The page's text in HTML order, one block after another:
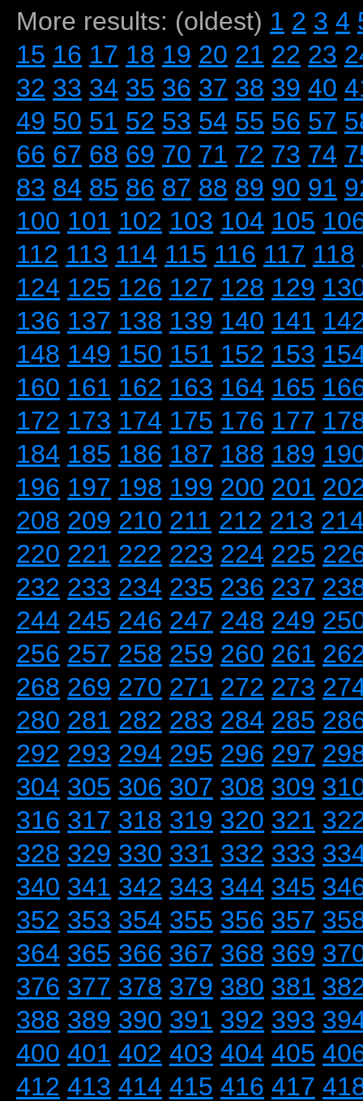
More results: (oldest) 1 2 3 4
15 16 17 18 19 20 21 22 23
32 33 34 35 36 37 38 39 40
49 50 51 52 53 54 55 56 57
66 67 68 69 70 71 72 73 74
83 84 85 86 87 88 89 90 91
100 101 102 103 104 105
112 113 114 115 116 117 118
124 125 126 127 128 129
136 137 138 139 140 141
148 149 150 151 152 153
160 161 162 163 164 165
172 173 174 175 176 177
184 185 186 187 188 189
196 197 198 199 200 201
208 209 210 211 212 213
220 221 222 223 224 225
232 233 234 235 236 237
244 245 246 247 248 249
256 257 258 259 260 261
268 269 270 271 272 273
280 281 282 283 284 285
292 293 294 295 296 297
304 305 306 307 308 309
316 317 318 319 320 321
328 329 330 331 332 333
340 341 342 343 344 345
352 353 354 355 356 357
364 365 366 367 368 369
376 377 378 379 380 381
388 389 390 391 392 393
400 401 402 403 404 405
412 413 414 415 416 417